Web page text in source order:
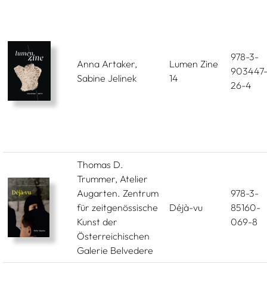
Anna Artaker,
Sabine Jelinek
Lumen Zine
14
978-3-
903447-
26-4
Thomas D.
Trummer, Atelier
Augarten. Zentrum
für zeitgenössische
Kunst der
Österreichischen
Galerie Belvedere
Déjà-vu
978-3-
85160-
069-8